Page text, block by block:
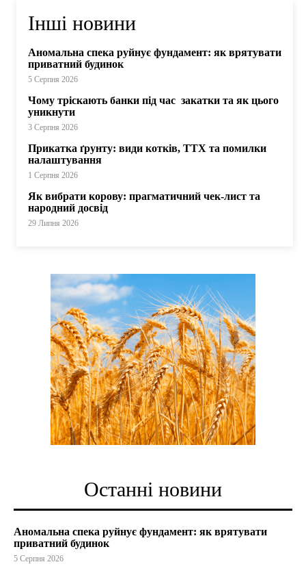
Інші новини
Аномальна спека руйнує фундамент: як врятувати
приватний будинок
5 Серпня 2026
Чому тріскають банки під час закатки та як цього
уникнути
3 Серпня 2026
Прикатка ґрунту: види котків, ТТХ та помилки
налаштування
1 Серпня 2026
Як вибрати корову: прагматичний чек-лист та
народний досвід
29 Липня 2026
Останні новини
Аномальна спека руйнує фундамент: як врятувати
приватний будинок
5 Серпня 2026